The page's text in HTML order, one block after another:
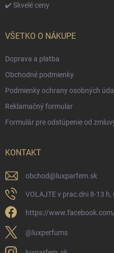
✔️ Skvelé ceny
VŠETKO O NÁKUPE
Doprava a platba
Obchodné podmienky
Podmienky ochrany osobných
Reklamačný formular
Formulár pre odstúpenie od
KONTAKT
obchod@ luxparfem.sk
VOLAJTE v prac.dni 8-13
https://
@luxperfums